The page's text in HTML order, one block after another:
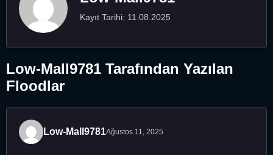
Kayıt Tarihi: 11.08.2025
Low-Mall9781 Tarafından Yazılan
Floodlar
Low-Mall9781Ağustos 11, 2025